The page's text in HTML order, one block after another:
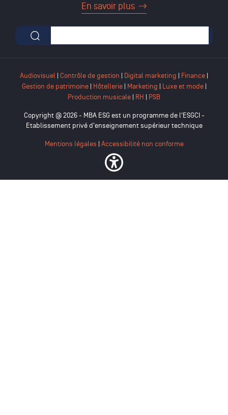
En savoir plus
Formulaire de recherche
Audiovisuel | Contrôle de gestion | Digital marketing | Finance |
Gestion de patrimoine| Hôtellerie| Marketing | Luxe et mode|
Production musicale | RH | PSB
Copyright @ 2026 - MBA ESG est un programme de l'ESGCI -
Etablissement privé d'enseignement supérieur technique
Mentions légales Accessibilité non conforme